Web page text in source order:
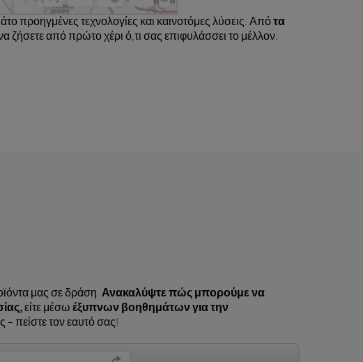
προηγμένες τεχνολογίες και καινοτόμες λύσεις. Απότα
ζήσετε από πρώτο χέρι ό,τι σας επιφυλάσσει το μέλλον.
μας σε δράση. Ανακαλύψτε πώς μπορούμε να
είτε μέσω έξυπνων βοηθημάτων για την
– πείστε τον εαυτό σας!